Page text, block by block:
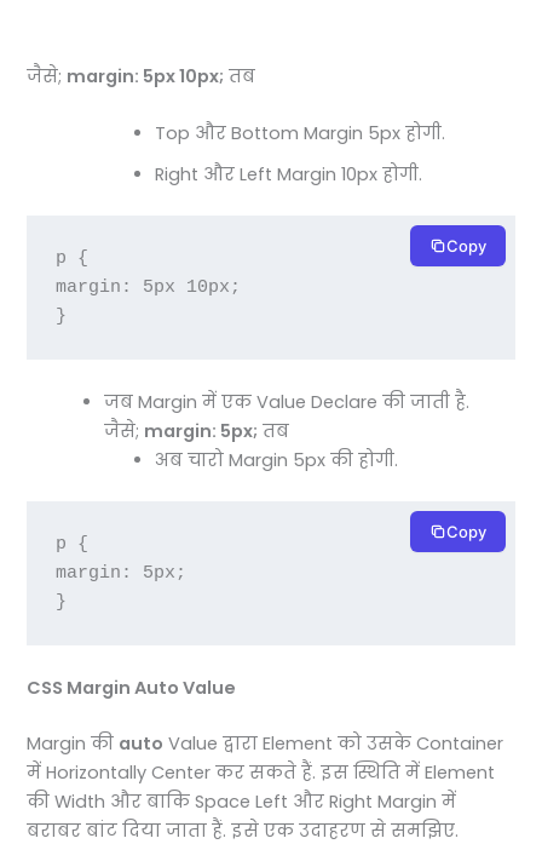
जैसे; margin: 5px 10px; तब
Top और Bottom Margin 5px होगी.
Right और Left Margin 10px होगी.
p {
margin: 5px 10px;
}
Copy
जब Margin में एक Value Declare की जाती है.
जैसे; margin: 5px; तब
अब चारो Margin 5px की होगी.
p {
margin: 5px;
}
Copy
CSS Margin Auto Value
Margin की auto Value द्वारा Element को उसके Container
में Horizontally Center कर सकते हैं. इस स्थिति में Element
की Width और बाकि Space Left और Right Margin में
बराबर बांट दिया जाता हैं. इसे एक उदाहरण से समझिए.